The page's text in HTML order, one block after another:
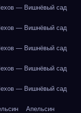
— Вишнёвый сад
— Вишнёвый сад
— Вишнёвый сад
— Вишнёвый сад
— Вишнёвый сад
Апельсин